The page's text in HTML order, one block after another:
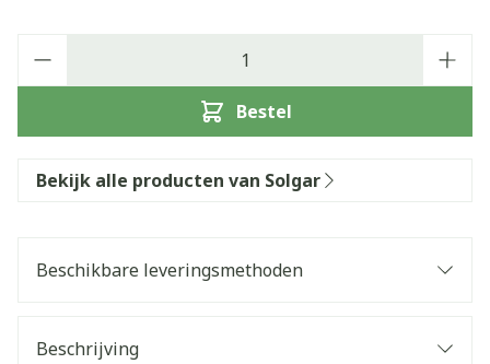
Bestel
Bekijk alle producten van Solgar
Beschikbare leveringsmethoden
Beschrijving